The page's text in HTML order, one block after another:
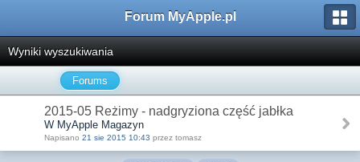
Forum MyApple.pl
Wyniki wyszukiwania
Forums
2015-05 Reżimy - nadgryziona część jabłka
W MyApple Magazyn
Napisano 21 sie 2015 10:43 przez tomasz